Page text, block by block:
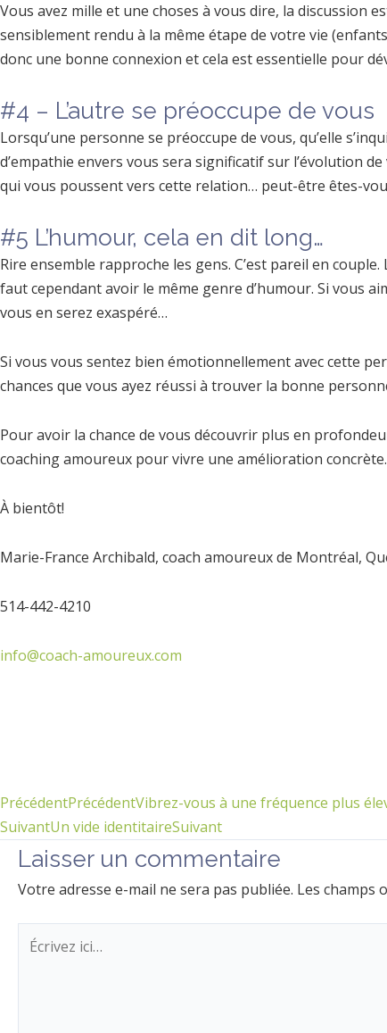
Vous avez mille et une choses à vous dire, la discussion
sensiblement rendu à la même étape de votre vie
donc une bonne connexion et cela est essentielle pour
#4 – L’autre se préoccupe de vous
Lorsqu’une personne se préoccupe de vous, qu’elle
d’empathie envers vous sera significatif sur l’évolution
qui vous poussent vers cette relation… peut-être êtes-
#5 L’humour, cela en dit long…
Rire ensemble rapproche les gens. C’est pareil en
faut cependant avoir le même genre d’humour. Si vous
vous en serez exaspéré…
Si vous vous sentez bien émotionnellement avec cette
chances que vous ayez réussi à trouver la bonne
Pour avoir la chance de vous découvrir plus en
coaching amoureux pour vivre une amélioration concrète.
À bientôt!
Marie-France Archibald, coach amoureux de Montréal,
514-442-4210
info@coach-amoureux.com
PrécédentPrécédentVibrez-vous à une fréquence plus
SuivantUn vide identitaireSuivant
Laisser un commentaire
Votre adresse e-mail ne sera pas publiée. Les champs
Écrivez
ici…